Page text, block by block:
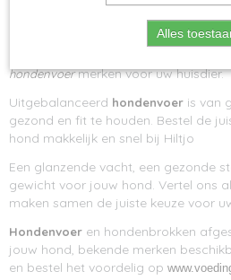
Premium Hondenvoeding.
Bij Hiltjo kunt u goedkoop
aantrekkelijke prijzen. Ons
hondenvoermerken voor uw huisdier.
Uitgebalanceerd hondenvoer is van
gezond en fit te houden. Bestel de
hond makkelijk en snel bij Hiltjo
Een glanzende vacht, een gezonde
gewicht voor jouw hond. Vertel ons
maken samen de juiste keuze voor
Hondenvoer en hondenbrokken
jouw hond, bekende merken
en bestel het voordelig op
Alles